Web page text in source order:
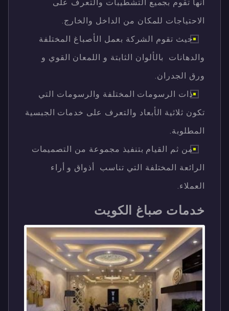
أنها تقوم بجميع التشطيبات والتعرف على
الاحتياجات للمكان من الداخل والخارج.
حيث تقوم الشركة بعمل الأصباغ المختلفة
والدهانات بالألوان الثابتة و اللمعان القوي و
ورق الجدران.
ذات الرسومات المختلفة والرسومات التي
تكون ثلاثية الأبعاد والتعرف على خدمات الجبسية
المطلوبة.
من ثم القيام بتنفيذ مجموعة من التصميمات
الرائعة المختلفة التي تناسب أذواق و أراء
العملاء.
خدمات صباغ الكويت